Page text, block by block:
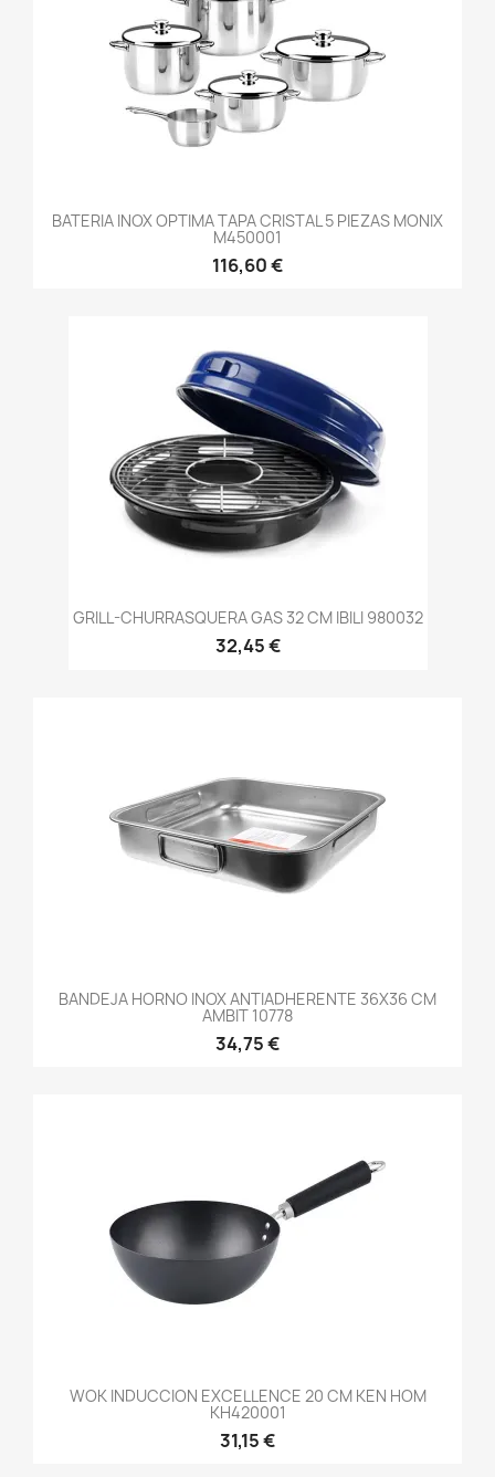
BATERIA INOX OPTIMA TAPA CRISTAL 5 PIEZAS MONIX
M450001
116,60 €
GRILL-CHURRASQUERA GAS 32 CM IBILI 980032
32,45 €
BANDEJA HORNO INOX ANTIADHERENTE 36X36 CM
AMBIT 10778
34,75 €
WOK INDUCCION EXCELLENCE 20 CM KEN HOM
KH420001
31,15 €